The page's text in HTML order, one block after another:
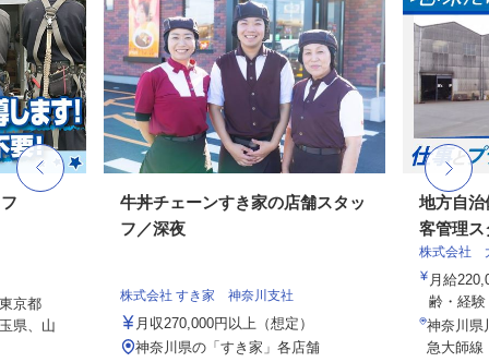
京都
県、山
牛丼チェーンすき家の店舗スタッ
フ／深夜
株式会社 すき家 神奈川支社
月収270,000円以上（想定）
神奈川県の「すき家」各店舗
地方自治
客管理ス
株式会社
月給
齢・経
神奈川県
急大師線